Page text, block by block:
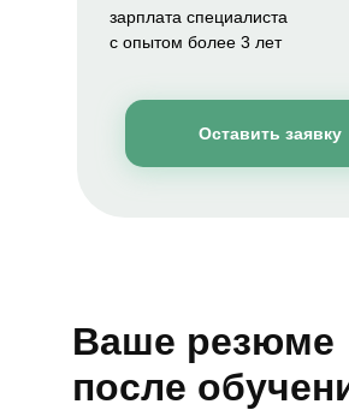
зарплата специалиста
с опытом более 3 лет
Оставить заявку
Ваше резюме
после